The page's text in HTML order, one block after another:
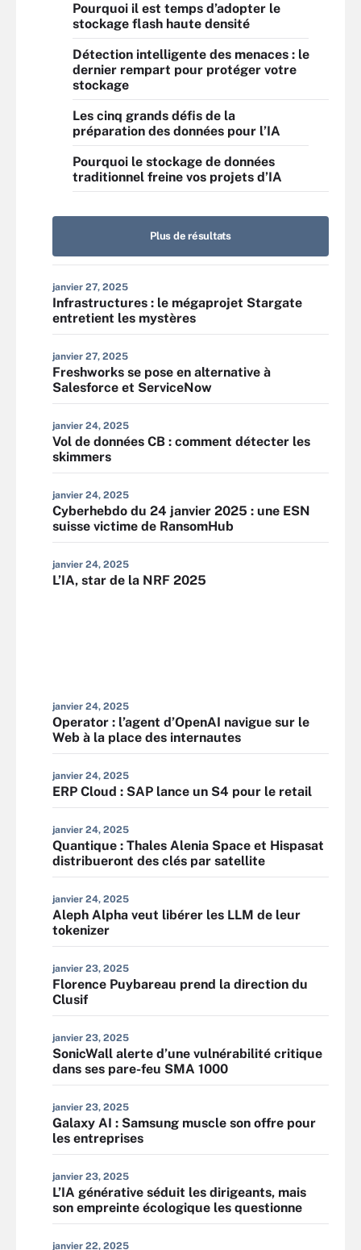
Pourquoi il est temps d’adopter le
stockage flash haute densité
Détection intelligente des menaces : le
dernier rempart pour protéger votre
stockage
Les cinq grands défis de la
préparation des données pour l’IA
Pourquoi le stockage de données
traditionnel freine vos projets d’IA
Plus de résultats
janvier 27, 2025
Infrastructures : le mégaprojet Stargate
entretient les mystères
janvier 27, 2025
Freshworks se pose en alternative à
Salesforce et ServiceNow
janvier 24, 2025
Vol de données CB : comment détecter les
skimmers
janvier 24, 2025
Cyberhebdo du 24 janvier 2025 : une ESN
suisse victime de RansomHub
janvier 24, 2025
L’IA, star de la NRF 2025
janvier 24, 2025
Operator : l’agent d’OpenAI navigue sur le
Web à la place des internautes
janvier 24, 2025
ERP Cloud : SAP lance un S4 pour le retail
janvier 24, 2025
Quantique : Thales Alenia Space et Hispasat
distribueront des clés par satellite
janvier 24, 2025
Aleph Alpha veut libérer les LLM de leur
tokenizer
janvier 23, 2025
Florence Puybareau prend la direction du
Clusif
janvier 23, 2025
SonicWall alerte d’une vulnérabilité critique
dans ses pare-feu SMA 1000
janvier 23, 2025
Galaxy AI : Samsung muscle son offre pour
les entreprises
janvier 23, 2025
L’IA générative séduit les dirigeants, mais
son empreinte écologique les questionne
janvier 22, 2025